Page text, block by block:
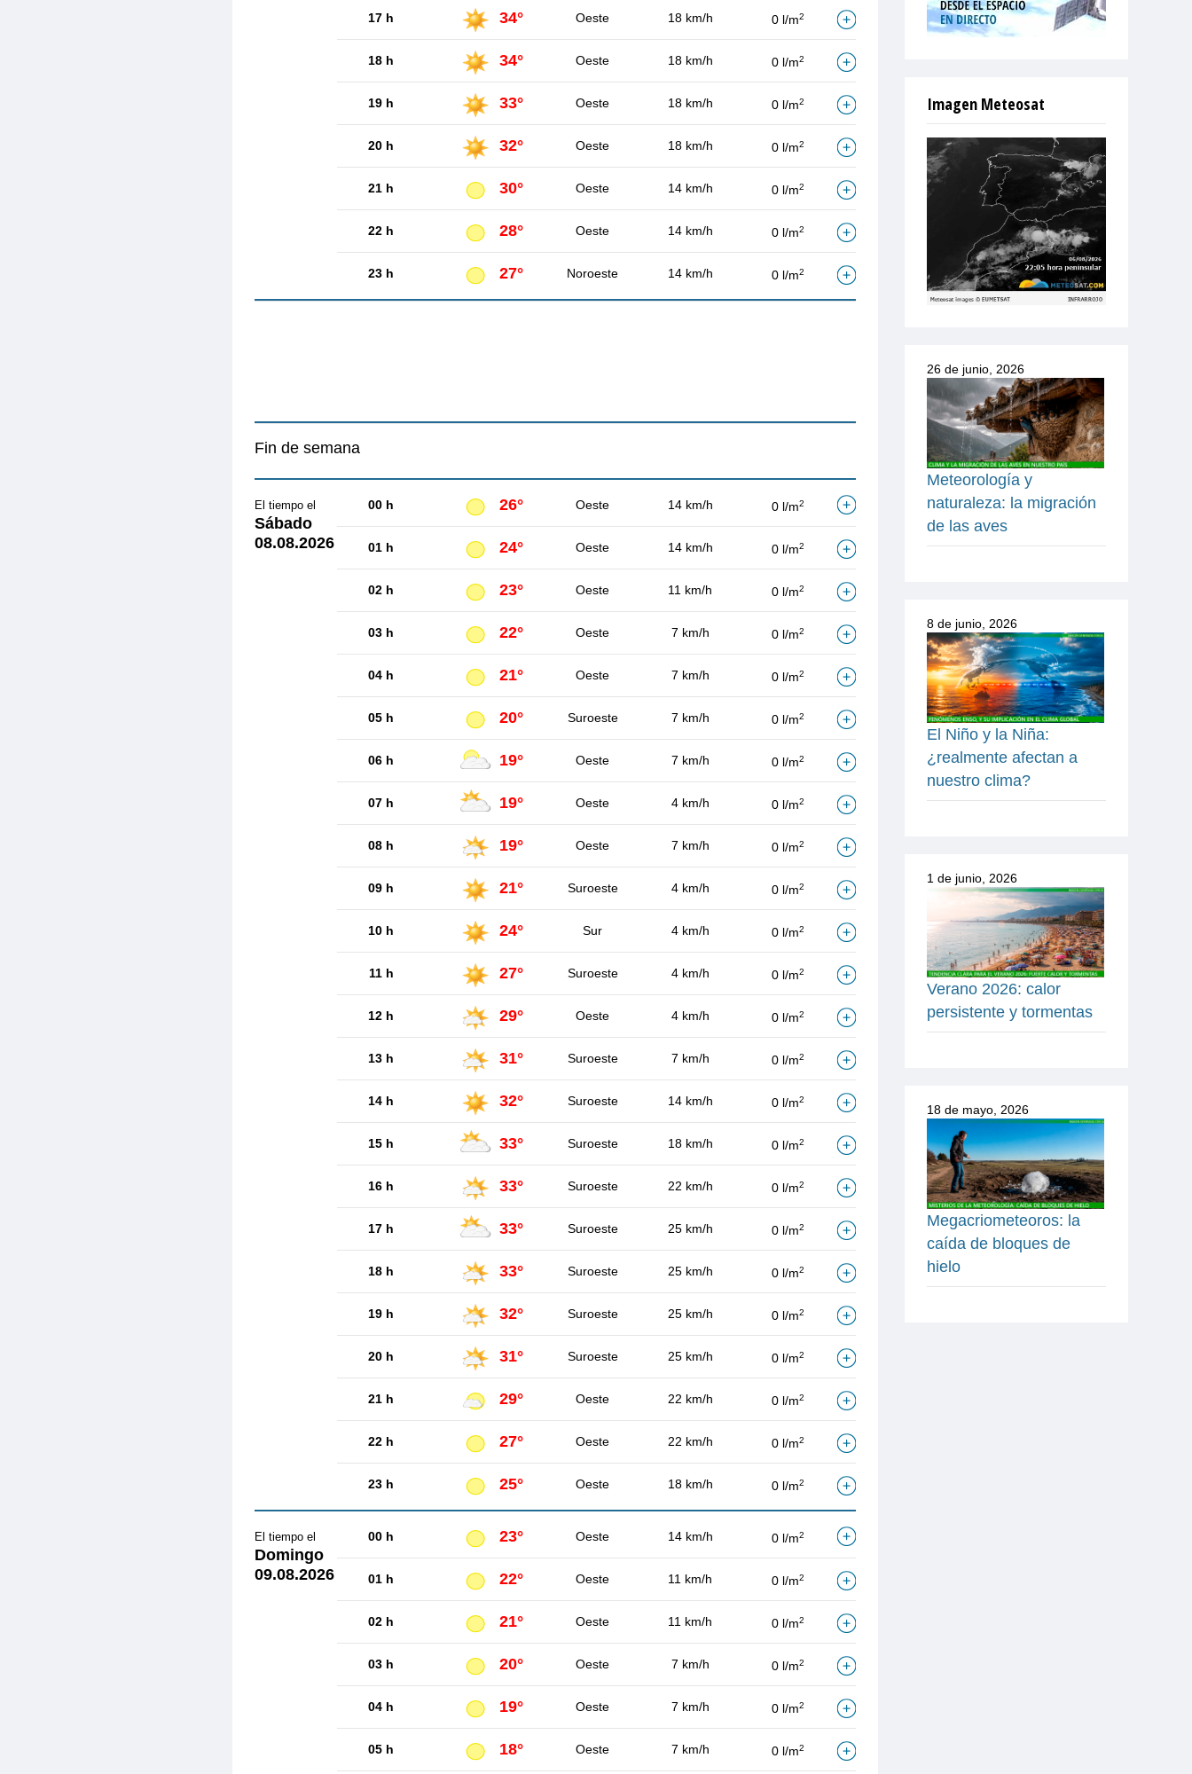
17 h 34° Oeste 18 km/h 0 l/m2
18 h 34° Oeste 18 km/h 0 l/m2
19 h 33° Oeste 18 km/h 0 l/m2
20 h 32° Oeste 18 km/h 0 l/m2
21 h 30° Oeste 14 km/h 0 l/m2
22 h 28° Oeste 14 km/h 0 l/m2
23 h 27° Noroeste 14 km/h 0 l/m2
Fin de semana
El tiempo el
Sábado
08.08.2026
00 h 26° Oeste 14 km/h 0 l/m2
01 h 24° Oeste 14 km/h 0 l/m2
02 h 23° Oeste 11 km/h 0 l/m2
03 h 22° Oeste 7 km/h 0 l/m2
04 h 21° Oeste 7 km/h 0 l/m2
05 h 20° Suroeste 7 km/h 0 l/m2
06 h 19° Oeste 7 km/h 0 l/m2
07 h 19° Oeste 4 km/h 0 l/m2
08 h 19° Oeste 7 km/h 0 l/m2
09 h 21° Suroeste 4 km/h 0 l/m2
10 h 24° Sur 4 km/h 0 l/m2
11 h 27° Suroeste 4 km/h 0 l/m2
12 h 29° Oeste 4 km/h 0 l/m2
13 h 31° Suroeste 7 km/h 0 l/m2
14 h 32° Suroeste 14 km/h 0 l/m2
15 h 33° Suroeste 18 km/h 0 l/m2
16 h 33° Suroeste 22 km/h 0 l/m2
17 h 33° Suroeste 25 km/h 0 l/m2
18 h 33° Suroeste 25 km/h 0 l/m2
19 h 32° Suroeste 25 km/h 0 l/m2
20 h 31° Suroeste 25 km/h 0 l/m2
21 h 29° Oeste 22 km/h 0 l/m2
22 h 27° Oeste 22 km/h 0 l/m2
23 h 25° Oeste 18 km/h 0 l/m2
El tiempo el
Domingo
09.08.2026
00 h 23° Oeste 14 km/h 0 l/m2
01 h 22° Oeste 11 km/h 0 l/m2
02 h 21° Oeste 11 km/h 0 l/m2
03 h 20° Oeste 7 km/h 0 l/m2
04 h 19° Oeste 7 km/h 0 l/m2
05 h 18° Oeste 7 km/h 0 l/m2
Imagen Meteosat
26 de junio, 2026
Meteorología y
naturaleza: la migración
de las aves
8 de junio, 2026
El Niño y la Niña:
¿realmente afectan a
nuestro clima?
1 de junio, 2026
Verano 2026: calor
persistente y tormentas
18 de mayo, 2026
Megacriometeoros: la
caída de bloques de
hielo